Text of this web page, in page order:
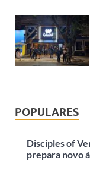
POPULARES
Disciples of
prepara novo